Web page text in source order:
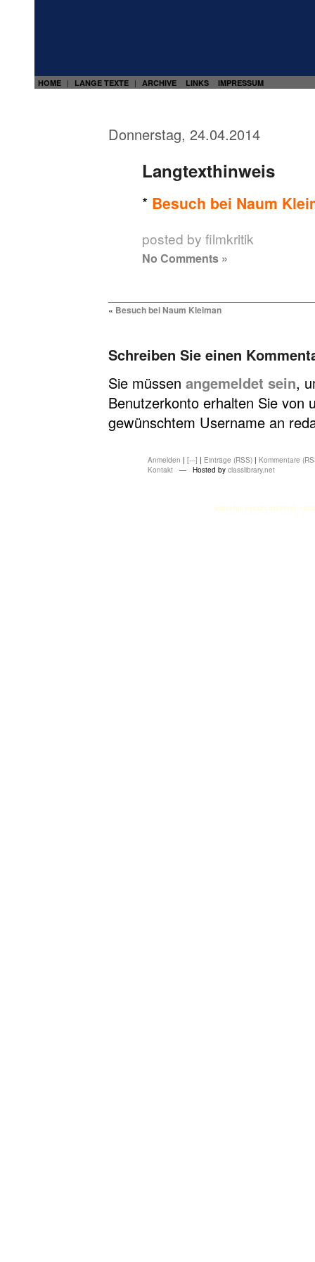
HOME | LANGE TEXTE | ARCHIVE LINKS IMPRESSUM
Donnerstag, 24.04.2014
Langtexthinweis
* Besuch bei Naum
posted by filmkritik
No Comments »
« Besuch bei Naum Kleiman
Schreiben Sie einen
Sie müssen angemeldet sein,
Benutzerkonto erhalten Sie von
gewünschtem Username an
Anmelden | [---] | Einträge (RSS) | Kommentare
Kontakt — Hosted by classlibrary.net
atasehir escort atasehir